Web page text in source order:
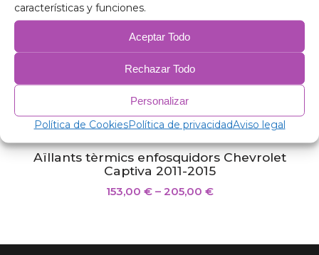
características y funciones.
Aceptar Todo
Rechazar Todo
Personalizar
Política de CookiesPolítica de privacidadAviso legal
Aïllants tèrmics enfosquidors Chevrolet
Captiva 2011-2015
153,00 € – 205,00 €